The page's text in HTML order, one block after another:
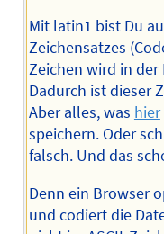
Mit latin1 bist Du
Zeichensatzes
Zeichen wird in der
Dadurch ist dieser
Aber alles, was hier
speichern. Oder
falsch. Und das
Denn ein Browser
und codiert die